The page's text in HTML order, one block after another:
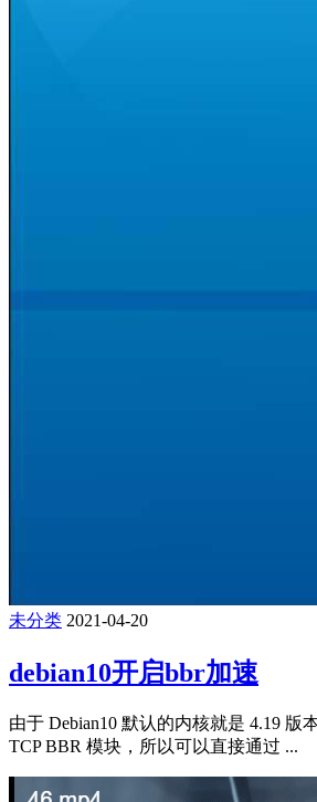
未分类 2021-04-20
debian10开启bbr加速
由于 Debian10 默认的内核就是 4.19 版
TCP BBR 模块，所以可以直接通过 ...